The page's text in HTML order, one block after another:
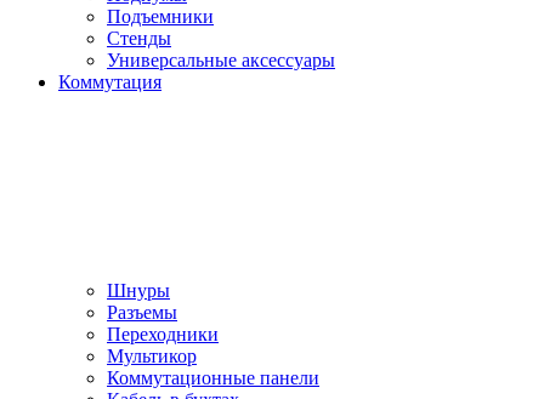
Подъемники
Стенды
Универсальные аксессуары
Коммутация
Шнуры
Разъемы
Переходники
Мультикор
Коммутационные панели